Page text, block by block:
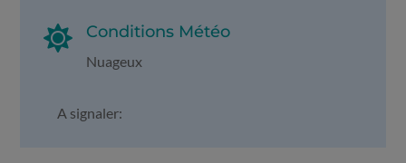
 Conditions Météo
Nuageux
A signaler: